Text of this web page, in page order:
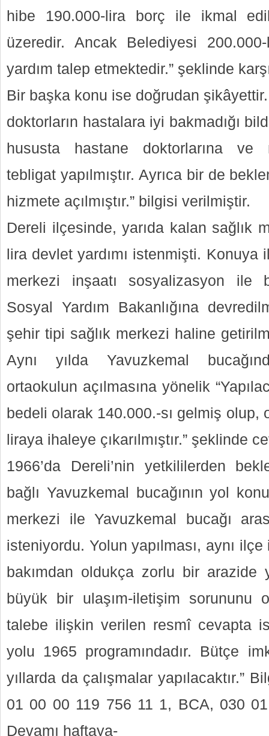
hibe 190.000-lira borç ile ikmal
üzeredir. Ancak Belediyesi
yardım talep etmektedir.” şeklinde
Bir başka konu ise doğrudan
doktorların hastalara iyi bakmadığı
hususta hastane doktorlarına ve
tebligat yapılmıştır. Ayrıca bir de
hizmete açılmıştır.” bilgisi verilmiştir.
Dereli ilçesinde, yarıda kalan sağlık
lira devlet yardımı istenmişti. Konuya
merkezi inşaatı sosyalizasyon ile
Sosyal Yardım Bakanlığına
şehir tipi sağlık merkezi haline
Aynı yılda Yavuzkemal
ortaokulun açılmasına yönelik
bedeli olarak 140.000.-sı gelmiş olup,
liraya ihaleye çıkarılmıştır.” şeklinde
1966’da Dereli’nin yetkililerden
bağlı Yavuzkemal bucağının yol
merkezi ile Yavuzkemal bucağı
isteniyordu. Yolun yapılması, aynı
bakımdan oldukça zorlu bir arazide
büyük bir ulaşım-iletişim sorununu
talebe ilişkin verilen resmî cevapta
yolu 1965 programındadır. Bütçe
yıllarda da çalışmalar yapılacaktır.”
01 00 00 119 756 11 1, BCA, 030
Devamı haftaya-